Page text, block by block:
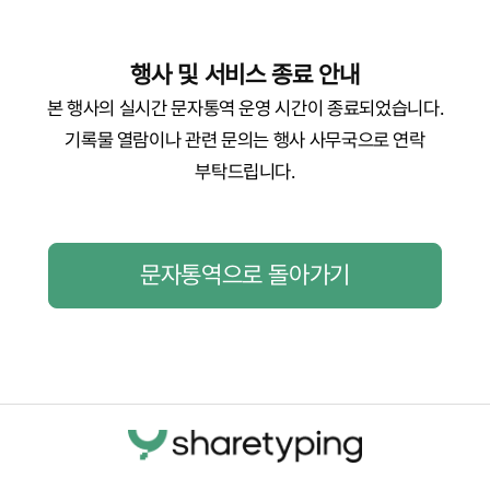
행사 및 서비스 종료 안내
본 행사의 실시간 문자통역 운영 시간이 종료되었습니다.
기록물 열람이나 관련 문의는 행사 사무국으로 연락
부탁드립니다.
문자통역으로 돌아가기